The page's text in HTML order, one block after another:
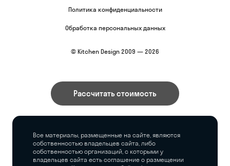
Политика конфиденциальности
Обработка персональных данных
© Kitchen Design 2009 — 2026
Рассчитать стоимость
Все материалы, размещенные на сайте, являются
собственностью владельцев сайта, либо
собственностью организаций, с которыми у
владельцев сайта есть соглашение о размещении